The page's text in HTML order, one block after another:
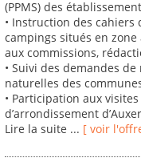
(PPMS) des
• Instruction des cahiers
campings situés en
aux commissions,
• Suivi des demandes
naturelles des
• Participation aux
d’arrondissement
Lire la suite ... [ voir